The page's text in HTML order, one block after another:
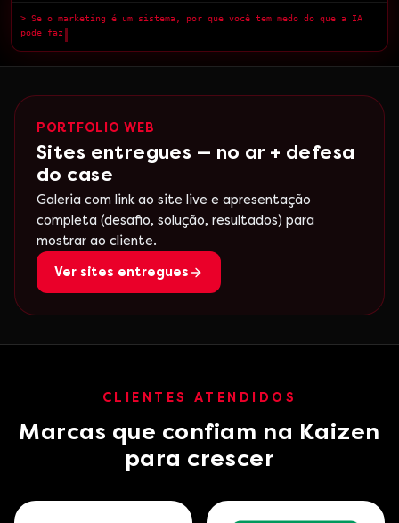
> Se o marketing é um sistema, por que você tem medo do que a IA
pode fazer?
PORTFOLIO WEB
Sites entregues — no ar + defesa
do case
Galeria com link ao site live e apresentação
completa (desafio, solução, resultados) para
mostrar ao cliente.
Ver sites entregues
CLIENTES ATENDIDOS
Marcas que confiam na Kaizen
para crescer